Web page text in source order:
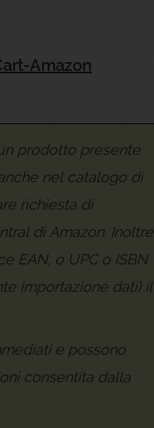
Amazon
prodotto presente
nel catalogo di
richiesta di
di Amazon. Inoltre
EAN, o UPC o ISBN
importazione dati) il
e possono
consentita dalla